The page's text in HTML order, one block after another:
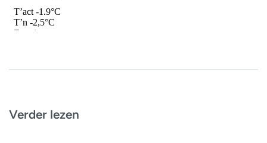
Verder lezen